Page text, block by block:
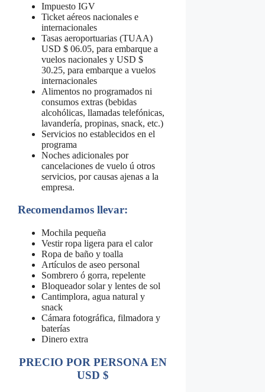
Impuesto IGV
Ticket aéreos nacionales e
internacionales
Tasas aeroportuarias (TUAA)
USD $ 06.05, para embarque a
vuelos nacionales y USD $
30.25, para embarque a vuelos
internacionales
Alimentos no programados ni
consumos extras (bebidas
alcohólicas, llamadas telefónicas,
lavandería, propinas, snack, etc.)
Servicios no establecidos en el
programa
Noches adicionales por
cancelaciones de vuelo ú otros
servicios, por causas ajenas a la
empresa.
Recomendamos llevar:
Mochila pequeña
Vestir ropa ligera para el calor
Ropa de baño y toalla
Artículos de aseo personal
Sombrero ó gorra, repelente
Bloqueador solar y lentes de sol
Cantimplora, agua natural y
snack
Cámara fotográfica, filmadora y
baterías
Dinero extra
PRECIO POR PERSONA EN
USD $